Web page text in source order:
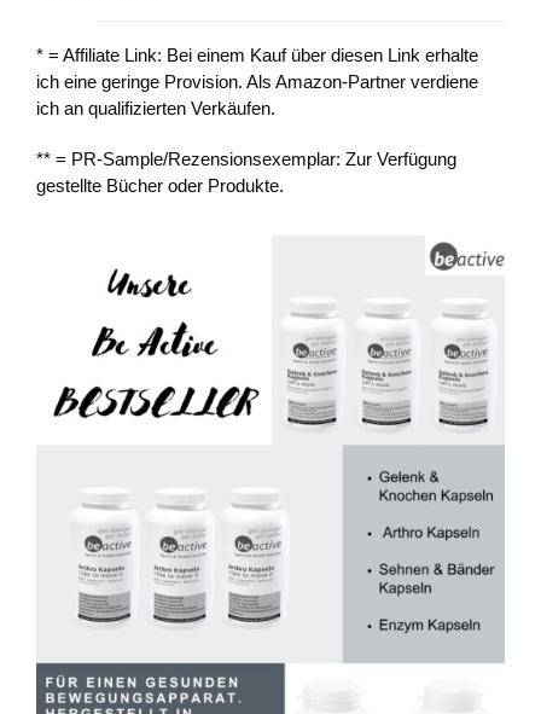
* = Affiliate Link: Bei einem Kauf über diesen Link erhalte
ich eine geringe Provision. Als Amazon-Partner verdiene
ich an qualifizierten Verkäufen.
** = PR-Sample/Rezensionsexemplar: Zur Verfügung
gestellte Bücher oder Produkte.